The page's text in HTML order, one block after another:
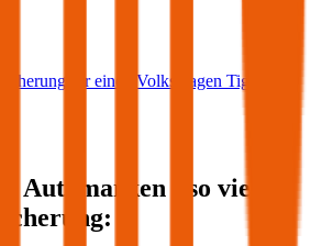
für einen Volkswagen Tiguan?
Automarken - so viel